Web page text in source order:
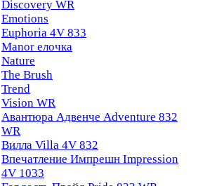
Discovery WR
Emotions
Euphoria 4V 833
Manor елочка
Nature
The Brush
Trend
Vision WR
Авантюра Адвенче Adventure 832
WR
Вилла Villa 4V 832
Впечатление Импрешн Impression
4V 1033